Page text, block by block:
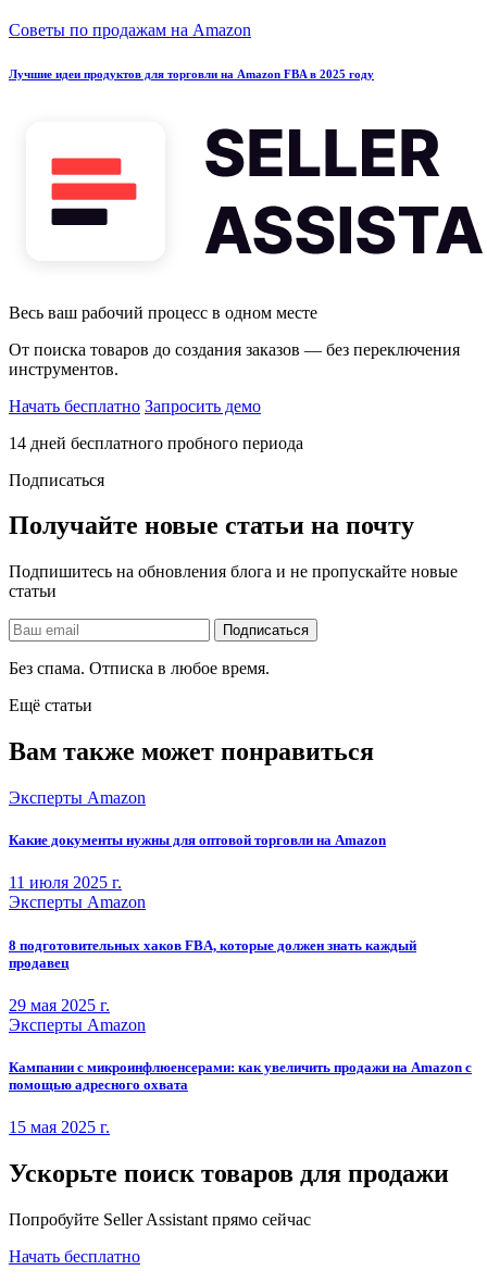
Советы по продажам на Amazon
Лучшие идеи продуктов для торговли на Amazon FBA в 2025 году
Весь ваш рабочий процесс в одном месте
От поиска товаров до создания заказов — без переключения
инструментов.
Начать бесплатно Запросить демо
14 дней бесплатного пробного периода
Подписаться
Получайте новые статьи на почту
Подпишитесь на обновления блога и не пропускайте новые
статьи
Без спама. Отписка в любое время.
Ещё статьи
Вам также может понравиться
Эксперты Amazon
Какие документы нужны для оптовой торговли на Amazon
11 июля 2025 г.
Эксперты Amazon
8 подготовительных хаков FBA, которые должен знать каждый
продавец
29 мая 2025 г.
Эксперты Amazon
Кампании с микроинфлюенсерами: как увеличить продажи на Amazon с
помощью адресного охвата
15 мая 2025 г.
Ускорьте поиск товаров для продажи
Попробуйте Seller Assistant прямо сейчас
Начать бесплатно